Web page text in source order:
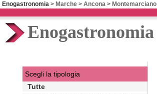
Enogastronomia > Marche > Ancona > Montemarciano
Enogastronomia
Scegli la tipologia
Tutte